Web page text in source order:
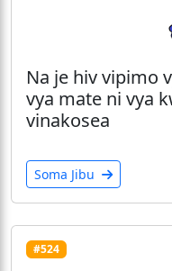
Na je hiv vipimo
vya mate ni vya
vinakosea
Soma Jibu
#524